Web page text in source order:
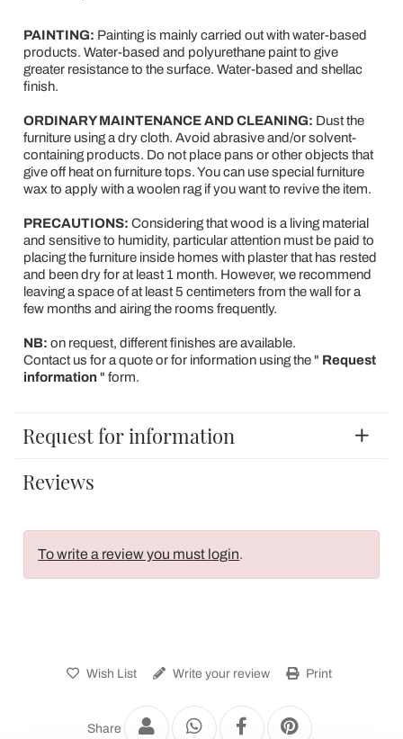
PAINTING: Painting is mainly carried out with water-based
products. Water-based and polyurethane paint to give
greater resistance to the surface. Water-based and shellac
finish.
ORDINARY MAINTENANCE AND CLEANING: Dust the
furniture using a dry cloth. Avoid abrasive and/or solvent-
containing products. Do not place pans or other objects that
give off heat on furniture tops. You can use special furniture
wax to apply with a woolen rag if you want to revive the item.
PRECAUTIONS: Considering that wood is a living material
and sensitive to humidity, particular attention must be paid to
placing the furniture inside homes with plaster that has rested
and been dry for at least 1 month. However, we recommend
leaving a space of at least 5 centimeters from the wall for a
few months and airing the rooms frequently.
NB: on request, different finishes are available.
Contact us for a quote or for information using the " Request
information " form.
Request for information
Reviews
To write a review you must login.
Wish List Write your review Print
Share